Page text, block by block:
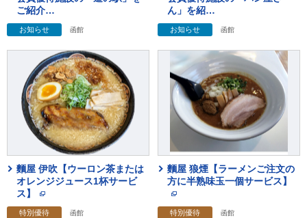
ご紹介…
お知らせ 函館
ん」を紹…
お知らせ 函館
麵屋 伊吹【ウーロン茶または
オレンジジュース1杯サービ
ス】
特別優待 函館
麵屋 狼煙【ラーメンご注文の
方に半熟味玉一個サービス】
特別優待 函館